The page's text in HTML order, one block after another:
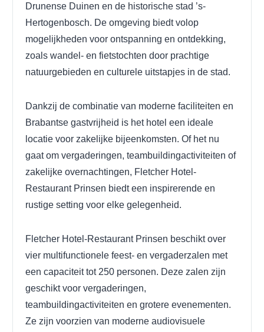
Drunense Duinen en de historische stad ’s-
Hertogenbosch. De omgeving biedt volop
mogelijkheden voor ontspanning en ontdekking,
zoals wandel- en fietstochten door prachtige
natuurgebieden en culturele uitstapjes in de stad.
Dankzij de combinatie van moderne faciliteiten en
Brabantse gastvrijheid is het hotel een ideale
locatie voor zakelijke bijeenkomsten. Of het nu
gaat om vergaderingen, teambuildingactiviteiten of
zakelijke overnachtingen, Fletcher Hotel-
Restaurant Prinsen biedt een inspirerende en
rustige setting voor elke gelegenheid.
Fletcher Hotel-Restaurant Prinsen beschikt over
vier multifunctionele feest- en vergaderzalen met
een capaciteit tot 250 personen. Deze zalen zijn
geschikt voor vergaderingen,
teambuildingactiviteiten en grotere evenementen.
Ze zijn voorzien van moderne audiovisuele